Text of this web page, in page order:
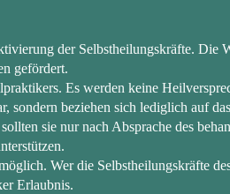
der Selbstheilungskräfte. Die
gefördert.
Es werden keine
sondern beziehen sich lediglich auf
sie nur nach Absprache des
Wer die Selbstheilungskräfte
Erlaubnis.